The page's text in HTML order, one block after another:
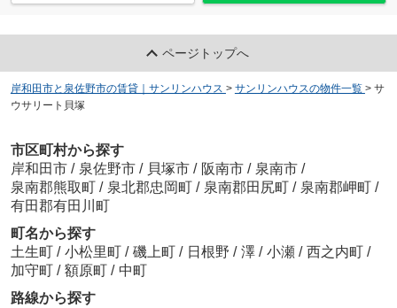
ページトップへ
岸和田市と泉佐野市の賃貸｜サンリンハウス > サンリンハウスの物件一覧 > サ
ウサリート貝塚
市区町村から探す
岸和田市 / 泉佐野市 / 貝塚市 / 阪南市 / 泉南市 /
泉南郡熊取町 / 泉北郡忠岡町 / 泉南郡田尻町 / 泉南郡岬町 /
有田郡有田川町
町名から探す
土生町 / 小松里町 / 磯上町 / 日根野 / 澤 / 小瀬 / 西之内町 /
加守町 / 額原町 / 中町
路線から探す